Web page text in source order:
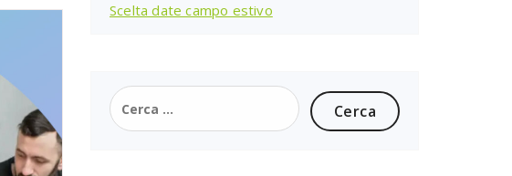
Scelta date campo estivo
Ricerca
per: